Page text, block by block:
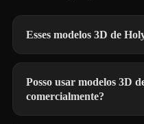
Esses modelos 3D de
Posso usar modelos 3D
comercialmente?